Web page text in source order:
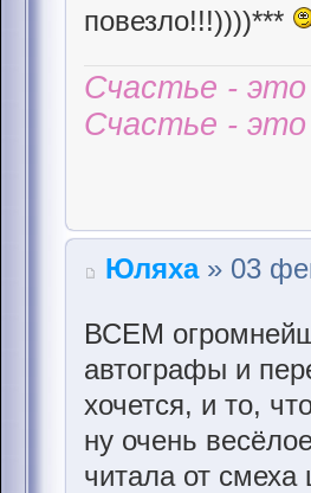
повезло!!!))))***
Счастье -
Счастье -
Юляха» 03
ВСЕМ
автографы и
хочется, и то,
ну очень
читала от